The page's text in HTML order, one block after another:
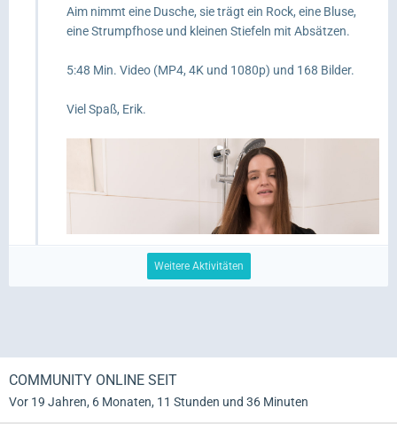
Aim nimmt eine Dusche, sie trägt ein Rock, eine Bluse,
eine Strumpfhose und kleinen Stiefeln mit Absätzen.
5:48 Min. Video (MP4, 4K und 1080p) und 168 Bilder.
Viel Spaß, Erik.
Weitere Aktivitäten
COMMUNITY ONLINE SEIT
Vor 19 Jahren, 6 Monaten, 11 Stunden und 36 Minuten